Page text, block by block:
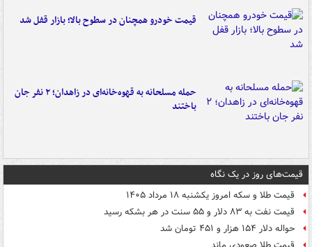
قیمت خودرو همچنان در سطوح بالا؛ بازار قفل شد
حمله مسلحانه به قهوه‌خانه‌ای در زاهدان؛ ۲ نفر جان
باختند
قیمت‌های روز در یک نگاه
قیمت طلا و سکه امروز یکشنبه ۱۸ مرداد ۱۴۰۵
قیمت نفت به ۸۳ دلار و ۵۵ سنت در هر بشکه رسید
حواله دلار ۱۵۴ هزار و ۴۵۱ تومان شد